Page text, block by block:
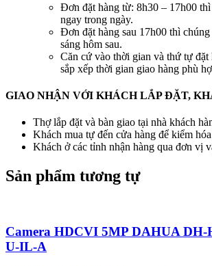
Đơn đặt hàng từ: 8h30 – 17h00
ngay trong ngày.
Đơn đặt hàng sau 17h00 thì
sáng hôm sau.
Căn cứ vào thời gian và thứ tự đặt
sắp xếp thời gian giao hàng phù
GIAO NHẬN VỚI KHÁCH LẮP ĐẶT,
Thợ lắp đặt và bàn giao tại nhà khách
Khách mua tự đến cửa hàng để kiểm
Khách ở các tỉnh nhận hàng qua đơn vị
Sản phẩm tương tự
Camera HDCVI 5MP DAHUA DH-
U-IL-A